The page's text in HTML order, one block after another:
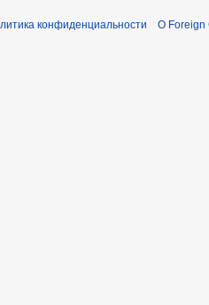
конфиденциальности О Foreign